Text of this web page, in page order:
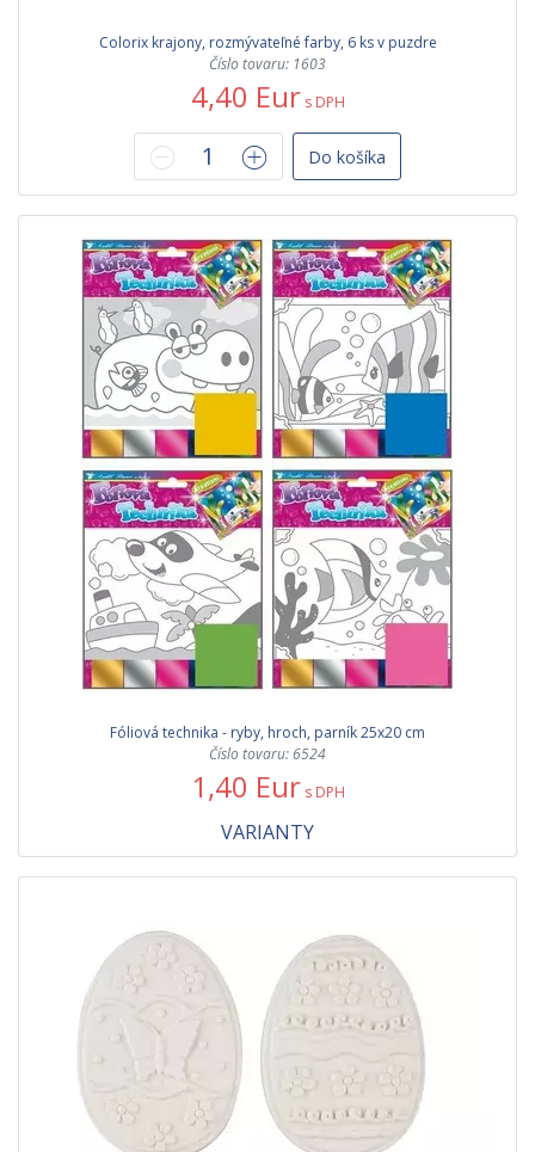
Colorix krajony, rozmývateľné farby, 6 ks v puzdre
Číslo tovaru: 1603
4,40 Eur s DPH
Do košíka
Fóliová technika - ryby, hroch, parník 25x20 cm
Číslo tovaru: 6524
1,40 Eur s DPH
VARIANTY